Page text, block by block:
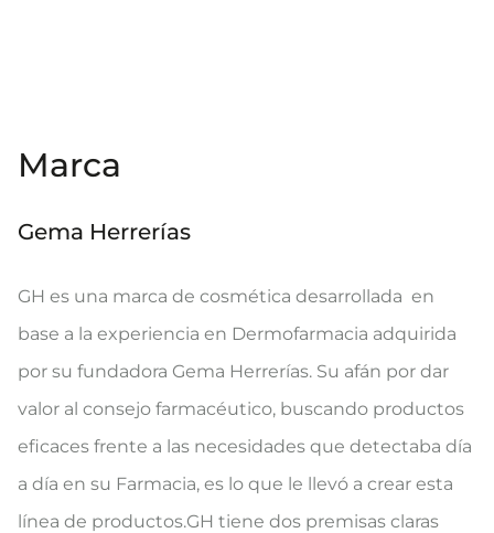
Marca
Gema Herrerías
GH es una marca de cosmética desarrollada en
base a la experiencia en Dermofarmacia adquirida
por su fundadora Gema Herrerías. Su afán por dar
valor al consejo farmacéutico, buscando productos
eficaces frente a las necesidades que detectaba día
a día en su Farmacia, es lo que le llevó a crear esta
línea de productos.GH tiene dos premisas claras